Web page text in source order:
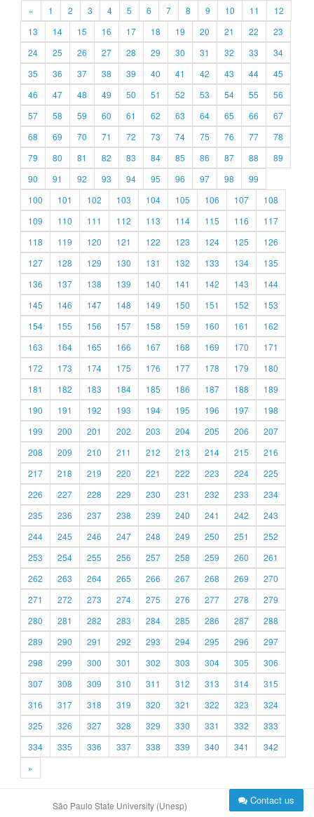
« 1 2 3 4 5 6 7 8 9 10 11
12
13
14 15 16 17 18 19 20 21 22
23
24
25 26 27 28 29 30 31 32 33
34
35
36 37 38 39 40 41 42 43 44
45
46
47 48 49 50 51 52 53 54 55
56
57
58 59 60 61 62 63 64 65 66
67
68
69 70 71 72 73 74 75 76 77
78
79
80 81 82 83 84 85 86 87 88
89
90
91 92 93 94 95 96 97 98
99
100
101 102 103 104 105 106 107
108
109
110 111 112 113 114 115 116
117
118
119 120 121 122 123 124 125
126
127
128 129 130 131 132 133 134
135
136
137 138 139 140 141 142 143
144
145
146 147 148 149 150 151 152
153
154
155 156 157 158 159 160 161
162
163
164 165 166 167 168 169 170
171
172
173 174 175 176 177 178 179
180
181
182 183 184 185 186 187 188
189
190
191 192 193 194 195 196 197
198
199
200 201 202 203 204 205 206
207
208
209 210 211 212 213 214 215
216
217
218 219 220 221 222 223 224
225
226
227 228 229 230 231 232 233
234
235
236 237 238 239 240 241 242
243
244
245 246 247 248 249 250 251
252
253
254 255 256 257 258 259 260
261
262
263 264 265 266 267 268 269
270
271
272 273 274 275 276 277 278
279
280
281 282 283 284 285 286 287
288
289
290 291 292 293 294 295 296
297
298
299 300 301 302 303 304 305
306
307
308 309 310 311 312 313 314
315
316
317 318 319 320 321 322 323
324
325
326 327 328 329 330 331 332
333
334
335 336 337 338 339 340 341
342
»
São Paulo State University (Unesp) Contact us